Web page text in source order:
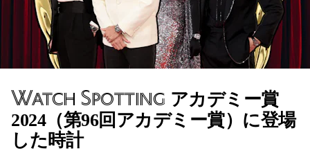
Watch Spotting アカデミー賞
2024（第96回アカデミー賞）に登場
した時計